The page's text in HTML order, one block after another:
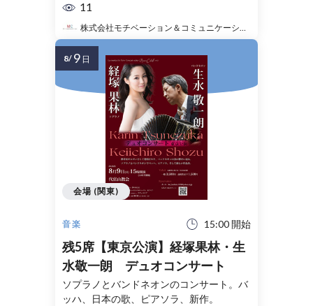
11
株式会社モチベーション＆コミュニケーション
音楽 15:00 開始
残5席【東京公演】経塚果林・生
水敬一朗 デュオコンサート
ソプラノとバンドネオンのコンサート。バ
ッハ、日本の歌、ピアソラ、新作。
会場 (関東)
8/ 9 日